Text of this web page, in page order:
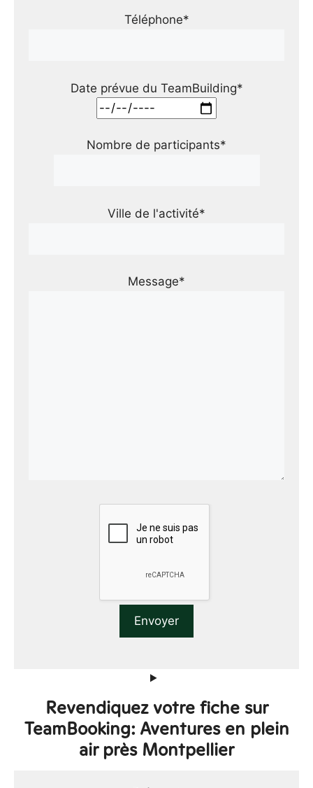
Téléphone*
Date prévue du TeamBuilding*
Nombre de participants*
Ville de l'activité*
Message*
Revendiquez votre fiche sur
TeamBooking: Aventures en plein
air près Montpellier